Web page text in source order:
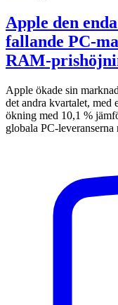
Apple den
fallande PC-
RAM-
Apple ökade sin
det andra kvartalet, med
ökning med 10,1 %
globala PC-leveranserna